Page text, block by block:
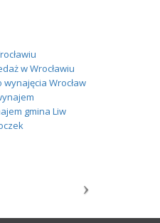
w Wrocławiu
Wrocław
gmina Liw